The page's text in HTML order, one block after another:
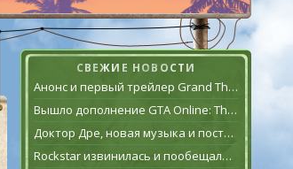
СВЕЖИЕ НОВОСТИ
Анонс и первый трейлер Grand Theft Auto VI
Вышло дополнение GTA Online: The Contract
Доктор Дре, новая музыка и постаревший Франклин Клинтон в дополнении GTA Online: The Contract
Rockstar извинилась и пообещала исправить GTA: The Trilogy – The Definitive Edition [обновлено]